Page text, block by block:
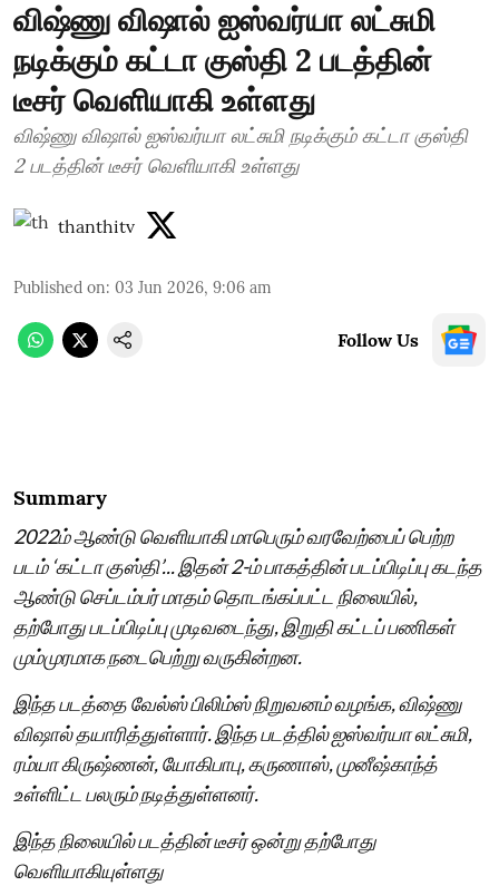
விஷ்ணு விஷால் ஐஸ்வர்யா லட்சுமி
நடிக்கும் கட்டா குஸ்தி 2 படத்தின்
டீசர் வெளியாகி உள்ளது
விஷ்ணு விஷால் ஐஸ்வர்யா லட்சுமி நடிக்கும் கட்டா குஸ்தி
2 படத்தின் டீசர் வெளியாகி உள்ளது
thanthitv
Published on: 03 Jun 2026, 9:06 am
Follow Us
Summary
2022ம் ஆண்டு வெளியாகி மாபெரும் வரவேற்பைப் பெற்ற
படம் ‘கட்டா குஸ்தி’... இதன் 2-ம் பாகத்தின் படப்பிடிப்பு கடந்த
ஆண்டு செப்டம்பர் மாதம் தொடங்கப்பட்ட நிலையில்,
தற்போது படப்பிடிப்பு முடிவடைந்து, இறுதி கட்டப் பணிகள்
மும்முரமாக நடைபெற்று வருகின்றன.
இந்த படத்தை வேல்ஸ் பிலிம்ஸ் நிறுவனம் வழங்க, விஷ்ணு
விஷால் தயாரித்துள்ளார். இந்த படத்தில் ஐஸ்வர்யா லட்சுமி,
ரம்யா கிருஷ்ணன், யோகிபாபு, கருணாஸ், முனீஷ்காந்த்
உள்ளிட்ட பலரும் நடித்துள்ளனர்.
இந்த நிலையில் படத்தின் டீசர் ஒன்று தற்போது
வெளியாகியுள்ளது